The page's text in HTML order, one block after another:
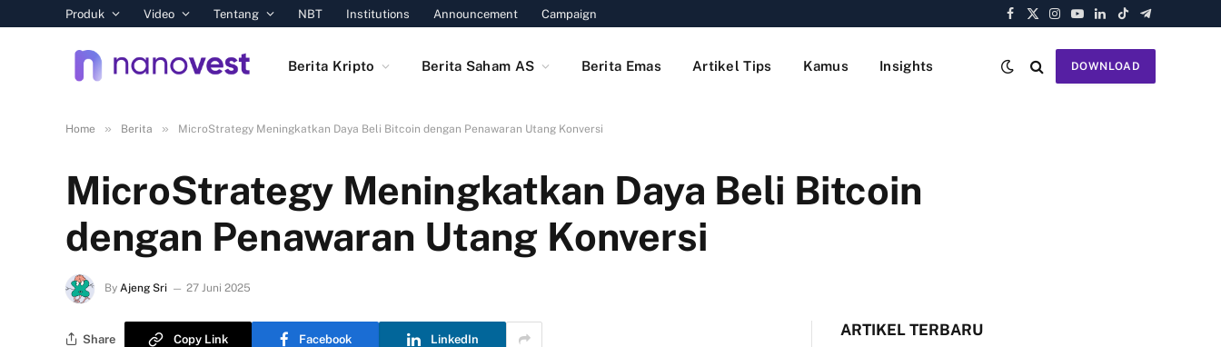
Produk Video Tentang NBT Institutions Announcement Campaign
Facebook
X
Instagram
YouTube
LinkedIn
TikTokTelegram
Berita Kripto Berita Saham AS Berita Emas Artikel Tips Kamus Insights DOWNLOAD
Home » Berita » MicroStrategy Meningkatkan Daya Beli Bitcoin dengan Penawaran Utang Konversi
MicroStrategy Meningkatkan Daya Beli Bitcoin
dengan Penawaran Utang Konversi
By Ajeng Sri 27 Juni 2025
Share Copy Link Facebook LinkedIn ARTIKEL TERBARU